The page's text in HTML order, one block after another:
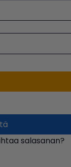
salasanan?